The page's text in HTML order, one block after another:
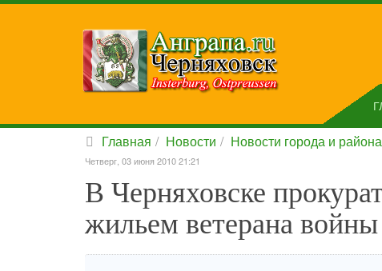
Главная Новости Новости города и района
Четверг, 03 июня 2010 21:21
В Черняховске
жильем ветерана войны